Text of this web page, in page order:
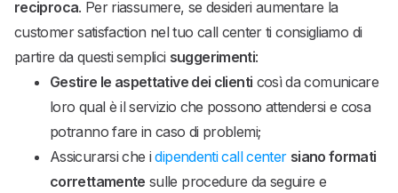
reciproca. Per riassumere, se desideri aumentare la
customer satisfaction nel tuo call center ti consigliamo di
partire da questi semplici suggerimenti:
Gestire le aspettative dei clienti così da comunicare
loro qual è il servizio che possono attendersi e cosa
potranno fare in caso di problemi;
Assicurarsi che idipendenti call center siano formati
correttamente sulle procedure da seguire e